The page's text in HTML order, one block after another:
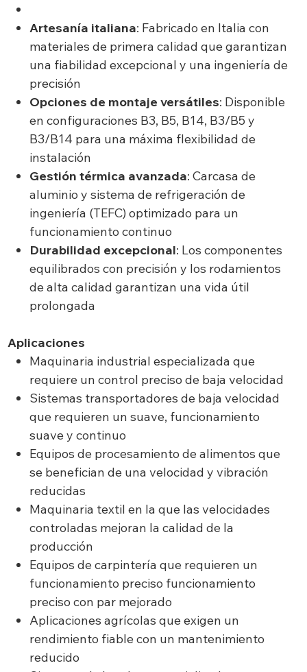
Artesanía italiana: Fabricado en Italia con
materiales de primera calidad que garantizan
una fiabilidad excepcional y una ingeniería de
precisión
Opciones de montaje versátiles: Disponible
en configuraciones B3, B5, B14, B3/B5 y
B3/B14 para una máxima flexibilidad de
instalación
Gestión térmica avanzada: Carcasa de
aluminio y sistema de refrigeración de
ingeniería (TEFC) optimizado para un
funcionamiento continuo
Durabilidad excepcional: Los componentes
equilibrados con precisión y los rodamientos
de alta calidad garantizan una vida útil
prolongada
Aplicaciones
Maquinaria industrial especializada que
requiere un control preciso de baja velocidad
Sistemas transportadores de baja velocidad
que requieren un suave, funcionamiento
suave y continuo
Equipos de procesamiento de alimentos que
se benefician de una velocidad y vibración
reducidas
Maquinaria textil en la que las velocidades
controladas mejoran la calidad de la
producción
Equipos de carpintería que requieren un
funcionamiento preciso funcionamiento
preciso con par mejorado
Aplicaciones agrícolas que exigen un
rendimiento fiable con un mantenimiento
reducido